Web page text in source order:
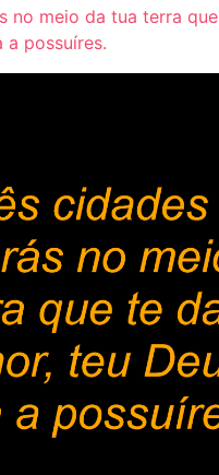
no meio da tua terra
a possuíres.